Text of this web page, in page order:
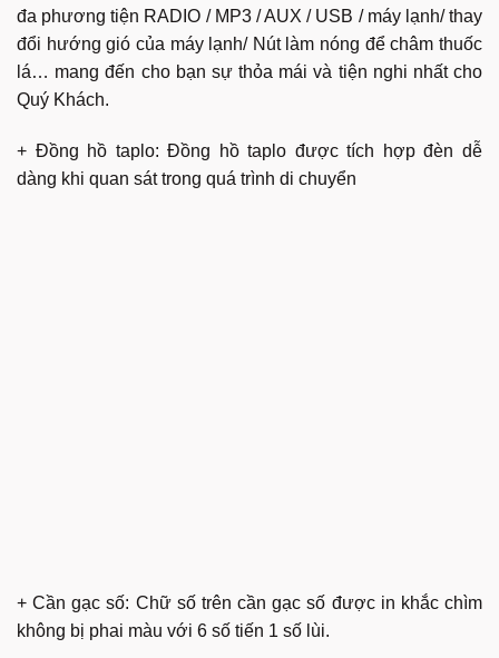
đa phương tiện RADIO / MP3 / AUX / USB / máy lạnh/ thay
đổi hướng gió của máy lạnh/ Nút làm nóng để châm thuốc
lá… mang đến cho bạn sự thỏa mái và tiện nghi nhất cho
Quý Khách.
+ Đồng hồ taplo: Đồng hồ taplo được tích hợp đèn dễ
dàng khi quan sát trong quá trình di chuyển
+ Cần gạc số: Chữ số trên cần gạc số được in khắc chìm
không bị phai màu với 6 số tiến 1 số lùi.